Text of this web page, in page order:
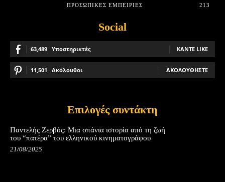
ΠΡΟΣΩΠΙΚΈΣ ΕΜΠΕΙΡΊΕΣ
213
Social
63,489 Υποστηρικτές ΚΆΝΤΕ LIKE
11,501 Ακόλουθοι ΑΚΟΛΟΥΘΉΣΤΕ
Επιλογές συντάκτη
Παντελής Ζερβός: Μια σπάνια ιστορία από τη ζωή
του “πατέρα” του ελληνικού κινηματογράφου
21/08/2025